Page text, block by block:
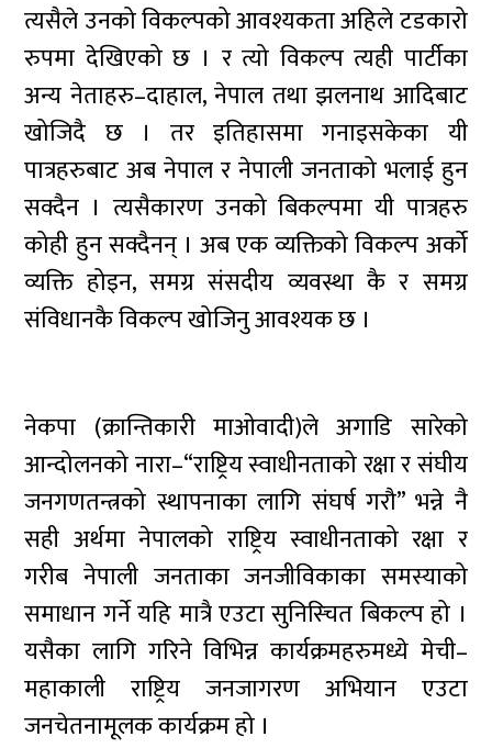
त्यसैले उनको विकल्पको आवश्यकता अहिले टडकारो
रुपमा देखिएको छ । र त्यो विकल्प त्यही पार्टीका
अन्य नेताहरु–दाहाल, नेपाल तथा झलनाथ आदिबाट
खोजिदै छ । तर इतिहासमा गनाइसकेका यी
पात्रहरुबाट अब नेपाल र नेपाली जनताको भलाई हुन
सक्दैन । त्यसैकारण उनको बिकल्पमा यी पात्रहरु
कोही हुन सक्दैनन् । अब एक व्यक्तिको विकल्प अर्को
व्यक्ति होइन, समग्र संसदीय व्यवस्था कै र समग्र
संविधानकै विकल्प खोजिनु आवश्यक छ ।
नेकपा (क्रान्तिकारी माओवादी)ले अगाडि सारेको
आन्दोलनको नारा–“राष्ट्रिय स्वाधीनताको रक्षा र संघीय
जनगणतन्त्रको स्थापनाका लागि संघर्ष गरौ” भन्ने नै
सही अर्थमा नेपालको राष्ट्रिय स्वाधीनताको रक्षा र
गरीब नेपाली जनताका जनजीविकाका समस्याको
समाधान गर्ने यहि मात्रै एउटा सुनिस्चित बिकल्प हो ।
यसैका लागि गरिने विभिन्न कार्यक्रमहरुमध्ये मेची–
महाकाली राष्ट्रिय जनजागरण अभियान एउटा
जनचेतनामूलक कार्यक्रम हो ।